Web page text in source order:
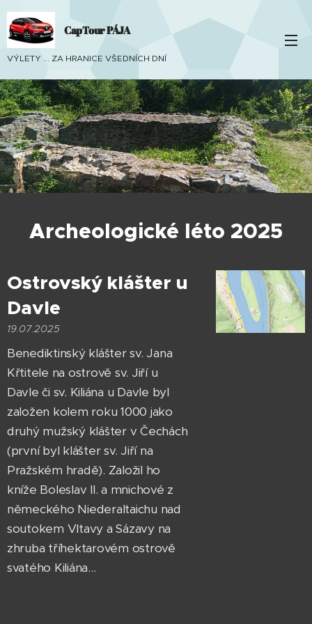
CapTour PÁJA
VÝLETY ... ZA HRANICE VŠEDNÍCH DNÍ
Archeologické léto 2025
Ostrovský klášter u
Davle
19.07.2025
Benediktinský klášter sv. Jana
Křtitele na ostrově sv. Jiří u
Davle či sv. Kiliána u Davle byl
založen kolem roku 1000 jako
druhý mužský klášter v Čechách
(první byl klášter sv. Jiří na
Pražském hradě). Založil ho
kníže Boleslav II. a mnichové z
německého Niederaltaichu nad
soutokem Vltavy a Sázavy na
zhruba tříhektarovém ostrově
svatého Kiliána...